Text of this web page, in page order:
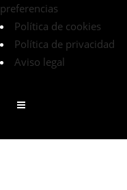
preferencias
Política de cookies
Política de privacidad
Aviso legal